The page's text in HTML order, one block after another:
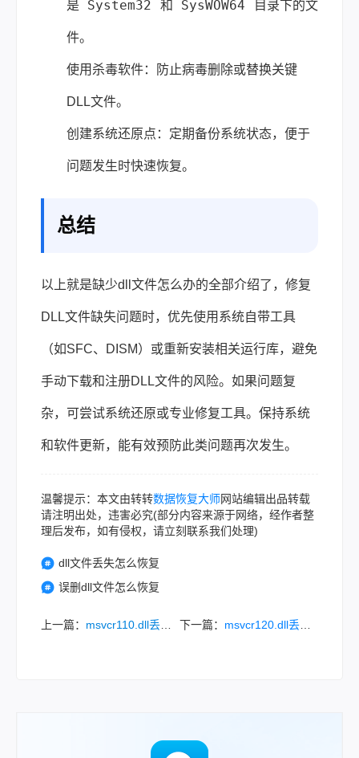
是 System32 和 SysWOW64 目录下的文
件。
使用杀毒软件：防止病毒删除或替换关键
DLL文件。
创建系统还原点：定期备份系统状态，便于
问题发生时快速恢复。
总结
以上就是缺少dll文件怎么办的全部介绍了，修复
DLL文件缺失问题时，优先使用系统自带工具
（如SFC、DISM）或重新安装相关运行库，避免
手动下载和注册DLL文件的风险。如果问题复
杂，可尝试系统还原或专业修复工具。保持系统
和软件更新，能有效预防此类问题再次发生。
温馨提示：本文由转转数据恢复大师网站编辑出品转载
请注明出处，违害必究(部分内容来源于网络，经作者整
理后发布，如有侵权，请立刻联系我们处理)
dll文件丢失怎么恢复
误删dll文件怎么恢复
上一篇： msvcr110.dll丢失怎样修复？8种常用方法详解! 下一篇： msvcr120.dll丢失的解决方法：8种常用方法详解！